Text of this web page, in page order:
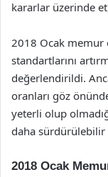
kararlar üzerinde
2018 Ocak memur
standartlarını
değerlendirildi.
oranları göz
yeterli olup
daha sürdürülebilir
2018 Ocak